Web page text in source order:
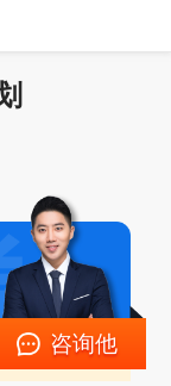
咨询他